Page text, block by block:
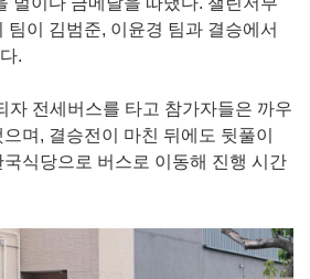
팀이 김범준, 이윤경 팀과 결승에서
.
자 전세버스를 타고 참가자들은 까우
며, 결승전이 마친 뒤에도 뒷풀이
식당으로 버스로 이동해 진행 시간